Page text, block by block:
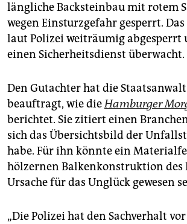
längliche Backsteinbau mit rotem
wegen Einsturzgefahr gesperrt.
laut Polizei weiträumig abgesperrt
einen Sicherheitsdienst überwacht.
Den Gutachter hat die
beauftragt, wie dieHamburger
berichtet. Sie zitiert einen
sich das Übersichtsbild der
habe. Für ihn könnte ein
hölzernen Balkenkonstruktion des
Ursache für das Unglück gewesen
„Die Polizei hat den Sachverhalt